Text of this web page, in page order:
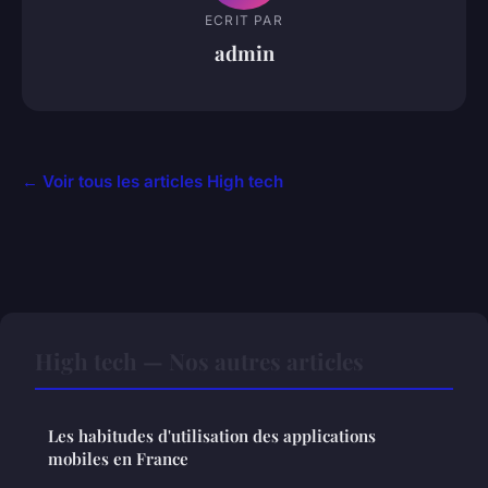
ECRIT PAR
admin
← Voir tous les articles High tech
Les habitudes d'utilisation des applications
mobiles en France